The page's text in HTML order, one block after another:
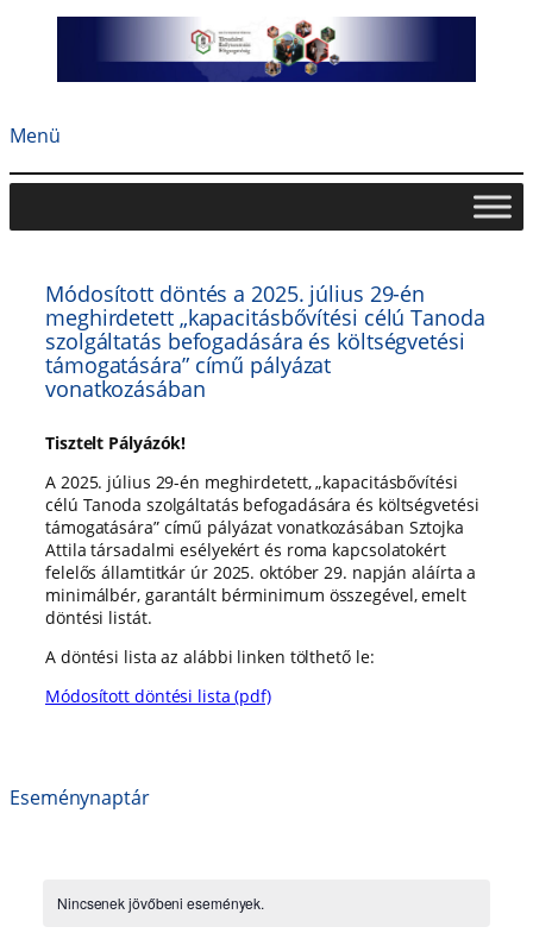
Menü
Módosított döntés a 2025. július 29-én
meghirdetett „kapacitásbővítési célú Tanoda
szolgáltatás befogadására és költségvetési
támogatására” című pályázat
vonatkozásában
Tisztelt Pályázók!
A 2025. július 29-én meghirdetett, „kapacitásbővítési
célú Tanoda szolgáltatás befogadására és költségvetési
támogatására” című pályázat vonatkozásában Sztojka
Attila társadalmi esélyekért és roma kapcsolatokért
felelős államtitkár úr 2025. október 29. napján aláírta a
minimálbér, garantált bérminimum összegével, emelt
döntési listát.
A döntési lista az alábbi linken tölthető le:
Módosított döntési lista (pdf)
Eseménynaptár